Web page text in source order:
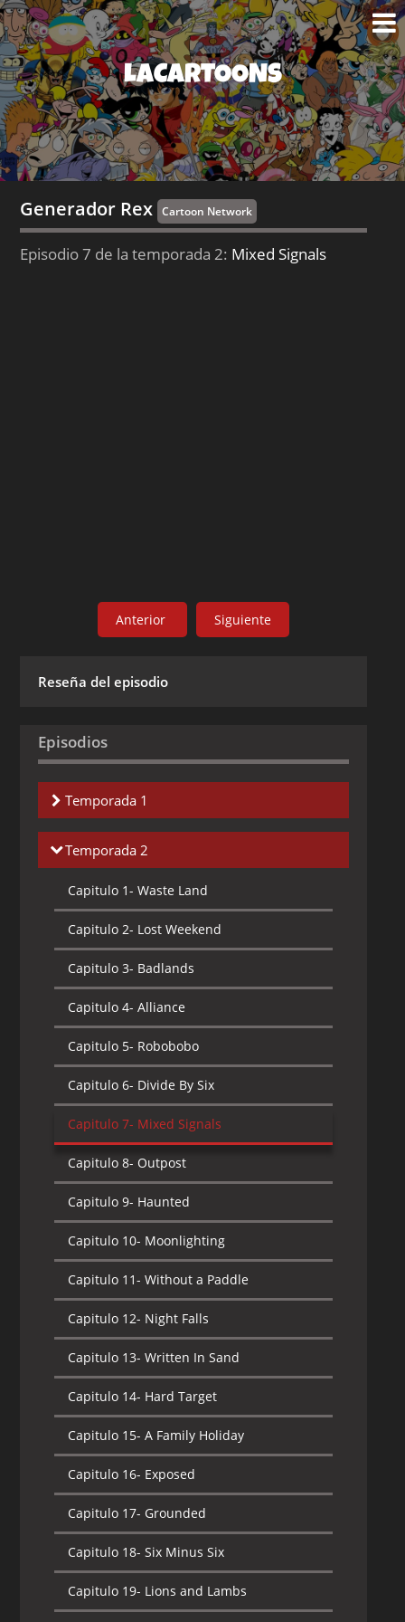
LACARTOONS
Generador Rex Cartoon Network
Episodio 7 de la temporada 2: Mixed Signals
Anterior Siguiente
Reseña del episodio
Episodios
Temporada 1
Capitulo 1-
Changed
Capitulo 2- String Theory
Capitulo 3- Beyond the Sea
Capitulo 4- Lockdown
Capitulo 5- The Architect
Capitulo 6- Frostbite
Capitulo 7- Leader of the Pack
Capitulo 8- The Hunter
Capitulo 9- Breach
Capitulo 10- Dark Passage
Capitulo 11- The Forgotten
Capitulo 12- Operation Wingman
Capitulo 13- Rabble
Capitulo 14- Gravity
Capitulo 15- What Lies Beneath
Capitulo 16- The Swarm
Capitulo 17- Basic
Capitulo 18- Plague
Capitulo 19- Promises Promises
Capitulo 20- Payback
Temporada 2
Capitulo 1- Waste Land
Capitulo 2- Lost Weekend
Capitulo 3- Badlands
Capitulo 4- Alliance
Capitulo 5- Robobobo
Capitulo 6- Divide By Six
Capitulo 7- Mixed Signals
Capitulo 8- Outpost
Capitulo 9- Haunted
Capitulo 10- Moonlighting
Capitulo 11- Without a Paddle
Capitulo 12- Night Falls
Capitulo 13- Written In Sand
Capitulo 14- Hard Target
Capitulo 15- A Family Holiday
Capitulo 16- Exposed
Capitulo 17- Grounded
Capitulo 18- Six Minus Six
Capitulo 19- Lions and Lambs